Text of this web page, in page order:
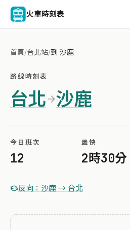
火車時刻表
首頁/台北站/到 沙鹿
路線時刻表
台北 沙鹿
今日班次
12
最快
2時30分
反向：沙鹿 → 台北